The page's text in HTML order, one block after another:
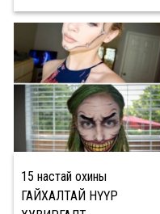
15 настай охины
ГАЙХАЛТАЙ НҮҮР